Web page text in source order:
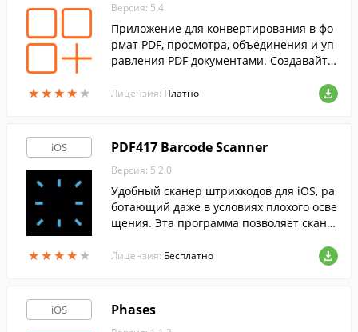
★★★★ ★
★★★★ ★
Версия: 5.4
Приложение для конвертирования в фо
рмат PDF, просмотра, объединения и уп
равления PDF документами. Создавайте
ных источников, коллекции статей и так
Лицензия: Платно
iOS
★★★★ ★
★★★★ ★
PDF417 Barcode Scanner
Версия: 5.2.0
Удобный сканер штрихкодов для iOS, ра
ботающий даже в условиях плохого осве
щения. Эта программа позволяет скани
камеры.
Лицензия: Бесплатно
iOS Phases